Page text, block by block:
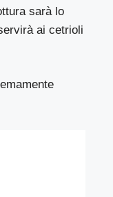
sarà lo
ai cetrioli